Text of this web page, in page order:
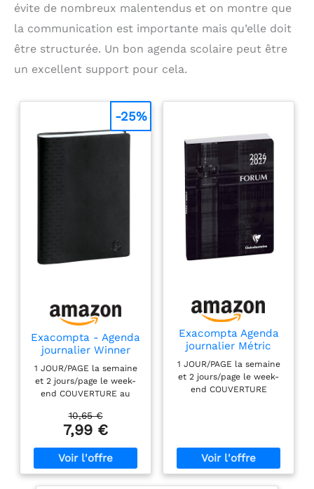
évite de nombreux malentendus et on montre que
la communication est importante mais qu’elle doit
être structurée. Un bon agenda scolaire peut être
un excellent support pour cela.
Exacompta - Agenda
journalier Winner
12x17cm - Août 2026
à juil 2027 Noir
1 JOUR/PAGE la semaine
et 2 jours/page le week-
end COUVERTURE au
classique - AMOVIBLE :
elle vous permet de
l'intérieur de votre
agenda chaque année
10,65 €
7,99 €
-25%
Exacompta Agenda
journalier Métric
12x17cm - Août 2026
à juil 2027 Noir
1 JOUR/PAGE la semaine
et 2 jours/page le week-
end COUVERTURE
rayures et d'un usage
intersif LES + : Rubrique
''important'' pour les